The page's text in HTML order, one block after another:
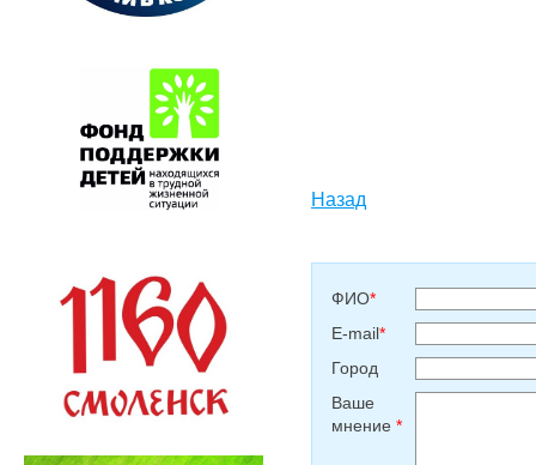
Назад
ФИО*
E-mail*
Город
Ваше
мнение *